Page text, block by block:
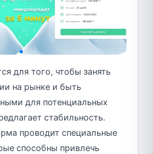
для того, чтобы занять
на рынке и быть
для потенциальных
стабильность.
проводит специальные
способны привлечь